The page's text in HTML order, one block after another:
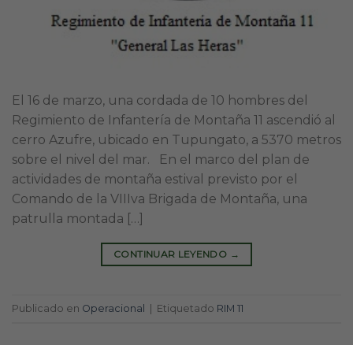
El 16 de marzo, una cordada de 10 hombres del
Regimiento de Infantería de Montaña 11 ascendió al
cerro Azufre, ubicado en Tupungato, a 5370 metros
sobre el nivel del mar. En el marco del plan de
actividades de montaña estival previsto por el
Comando de la VIIIva Brigada de Montaña, una
patrulla montada […]
CONTINUAR LEYENDO →
Publicado en Operacional | Etiquetado RIM 11